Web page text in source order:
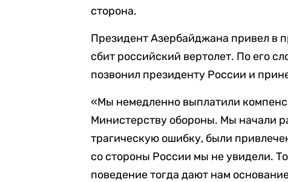
сторона.
Президент Азербайджана привел в
сбит российский вертолет. По его
позвонил президенту России и
«Мы немедленно выплатили
Министерству обороны. Мы начали
трагическую ошибку, были
со стороны России мы не увидели.
поведение тогда дают нам